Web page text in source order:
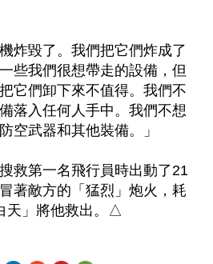
炸毀了。我們把它們炸成了
些我們很想帶走的設備，但
它們卸下來不值得。我們不
落入任何人手中。我們不想
空武器和其他裝備。」
救第一名飛行員時出動了21
著敵方的「猛烈」炮火，耗